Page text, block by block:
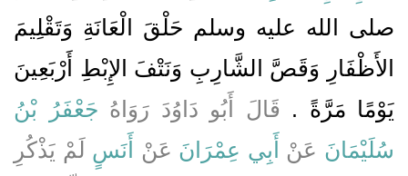
صلى الله عليه وسلم حَلْقَ الْعَانَةِ وَتَقْلِيمَ
الأَظْفَارِ وَقَصَّ الشَّارِبِ وَنَتْفَ الإِبْطِ أَرْبَعِينَ
يَوْمًا مَرَّةً ‏.‏ قَالَ أَبُو دَاوُدَ رَوَاهُ جَعْفَرُ بْنُ
سُلَيْمَانَ عَنْ أَبِي عِمْرَانَ عَنْ أَنَسٍ لَمْ يَذْكُرِ